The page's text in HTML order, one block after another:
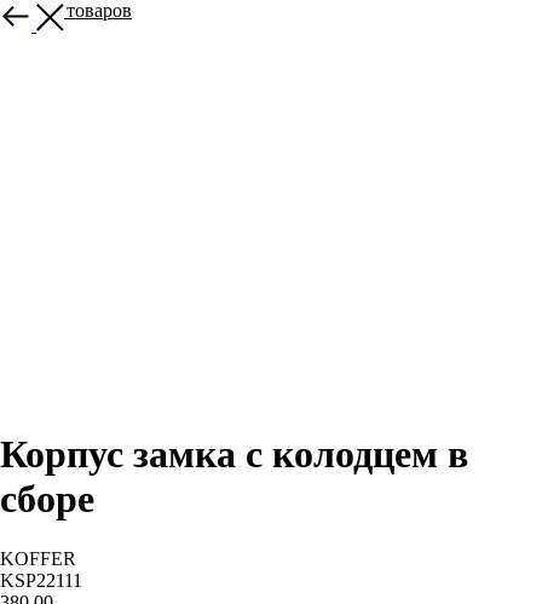
Больше товаров
Корпус замка с колодцем в
сборе
KOFFER
KSP22111